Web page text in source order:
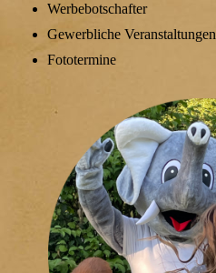
Werbebotschafter
Gewerbliche Veranstaltungen
Fototermine